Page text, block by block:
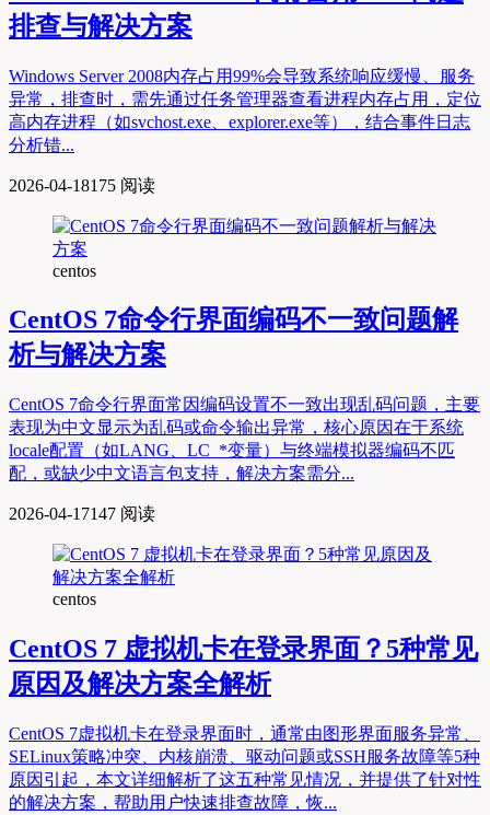
排查与解决方案
Windows Server 2008内存占用99%会导致系统响应缓慢、服务
异常，排查时，需先通过任务管理器查看进程内存占用，定位
高内存进程（如svchost.exe、explorer.exe等），结合事件日志
分析错...
2026-04-18175 阅读
centos
CentOS 7命令行界面编码不一致问题解
析与解决方案
CentOS 7命令行界面常因编码设置不一致出现乱码问题，主要
表现为中文显示为乱码或命令输出异常，核心原因在于系统
locale配置（如LANG、LC_*变量）与终端模拟器编码不匹
配，或缺少中文语言包支持，解决方案需分...
2026-04-17147 阅读
centos
CentOS 7 虚拟机卡在登录界面？5种常见
原因及解决方案全解析
CentOS 7虚拟机卡在登录界面时，通常由图形界面服务异常、
SELinux策略冲突、内核崩溃、驱动问题或SSH服务故障等5种
原因引起，本文详细解析了这五种常见情况，并提供了针对性
的解决方案，帮助用户快速排查故障，恢...